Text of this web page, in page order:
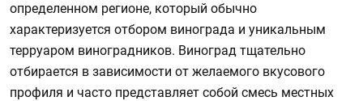
определенном регионе, который обычно
характеризуется отбором винограда и уникальным
терруаром виноградников. Виноград тщательно
отбирается в зависимости от желаемого вкусового
профиля и часто представляет собой смесь местных